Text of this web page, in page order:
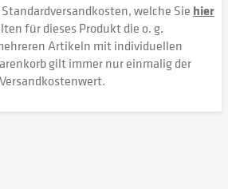
welche Sie hier
für dieses Produkt die o. g.
Artikeln mit individuellen
gilt immer nur einmalig der